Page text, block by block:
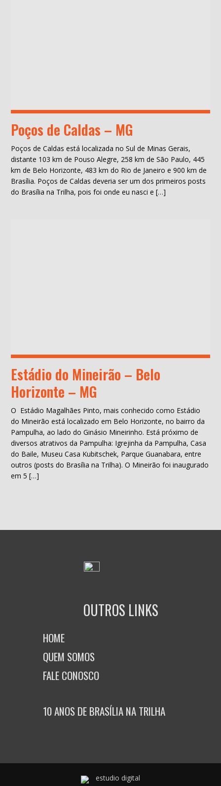
Poços de Caldas – MG
Poços de Caldas está localizada no Sul de Minas Gerais,
distante 103 km de Pouso Alegre, 258 km de São Paulo, 445
km de Belo Horizonte, 483 km do Rio de Janeiro e 900 km de
Brasília. Poços de Caldas deveria ser um dos primeiros posts
do Brasília na Trilha, pois foi onde eu nasci e […]
Estádio do Mineirão – Belo
Horizonte – MG
O Estádio Magalhães Pinto, mais conhecido como Estádio
do Mineirão está localizado em Belo Horizonte, no bairro da
Pampulha, ao lado do Ginásio Mineirinho. Está próximo de
diversos atrativos da Pampulha: Igrejinha da Pampulha, Casa
do Baile, Museu Casa Kubitschek, Parque Guanabara, entre
outros (posts do Brasília na Trilha). O Mineirão foi inaugurado
em 5 […]
OUTROS LINKS
HOME
QUEM SOMOS
FALE CONOSCO
10 ANOS DE BRASÍLIA NA TRILHA
estudio digital